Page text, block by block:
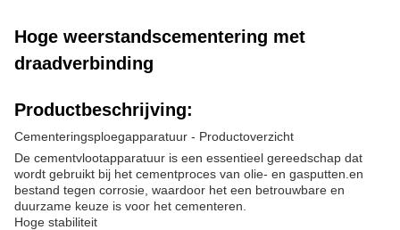
Hoge weerstandscementering met
draadverbinding
Productbeschrijving:
Cementeringsploegapparatuur - Productoverzicht
De cementvlootapparatuur is een essentieel gereedschap dat
wordt gebruikt bij het cementproces van olie- en gasputten.en
bestand tegen corrosie, waardoor het een betrouwbare en
duurzame keuze is voor het cementeren.
Hoge stabiliteit